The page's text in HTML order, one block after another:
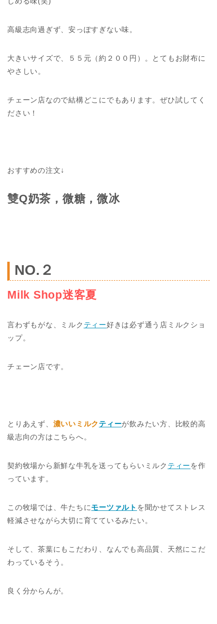
高級志向過ぎず、安っぽすぎない味。
大きいサイズで、５５元（約２００円）。とてもお財布に
やさしい。
チェーン店なので結構どこにでもあります。ぜひ試してく
ださい！
おすすめの注文↓
雙Q奶茶，微糖，微冰
NO.２
Milk Shop迷客夏
言わずもがな、ミルク ティー好きは必ず通う店ミルクショ
ップ。
チェーン店です。
とりあえず、 濃いいミルク ティーが飲みたい方、比較的高
級志向の方はこちらへ。
契約牧場から新鮮な牛乳を送ってもらいミルク ティー を作
っています。
この牧場では、牛たちにモーツァルト を聞かせてストレス
軽減させながら大切に育てているみたい。
そして、茶葉にもこだわり、なんでも高品質、天然にこだ
わっているそう。
良く分からんが。